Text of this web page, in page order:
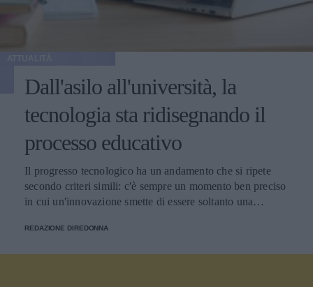
Dall'asilo all'università, la
tecnologia sta ridisegnando il
processo educativo
Il progresso tecnologico ha un andamento che si ripete
secondo criteri simili: c'è sempre un momento ben preciso
in cui un'innovazione smette di essere soltanto una
REDAZIONE DIREDONNA